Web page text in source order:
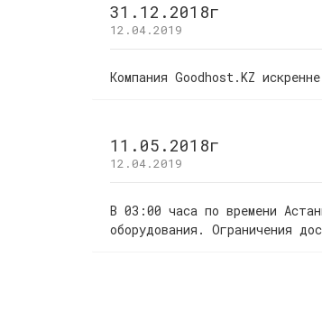
31.12.2018г
12.04.2019
Компания Goodhost.KZ
11.05.2018г
12.04.2019
В 03:00 часа по времени
оборудования. Ограничения